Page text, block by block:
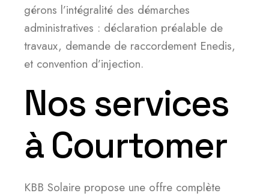
gérons l’intégralité des démarches
administratives : déclaration préalable de
travaux, demande de raccordement Enedis,
et convention d’injection.
Nos services
à Courtomer
KBB Solaire propose une offre complète